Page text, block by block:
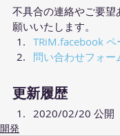
不具合の連絡やご要望
願いいたします。
TRiM.facebook ペ
問い合わせフォー
更新履歴
2020/02/20 公開
開発